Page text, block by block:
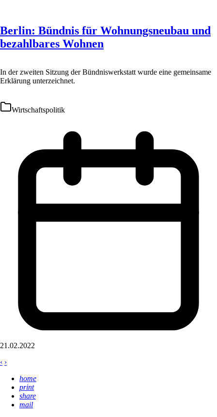
Berlin: Bündnis für Wohnungsneubau und
bezahlbares Wohnen
In der zweiten Sitzung der Bündniswerkstatt wurde eine gemeinsame
Erklärung unterzeichnet.
Wirtschaftspolitik
21.02.2022
‹ ›
home
print
share
mail